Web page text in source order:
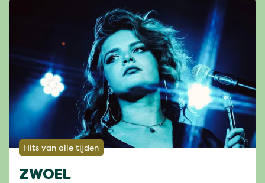
Hits van alle tijden
ZWOEL